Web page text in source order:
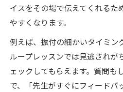
イスをその場で伝えてくれるた
やすくなります。
例えば、振付の細かいタイミン
ループレッスンでは見逃されが
ェックしてもらえます。質問も
で、「先生がすぐにフィードバ